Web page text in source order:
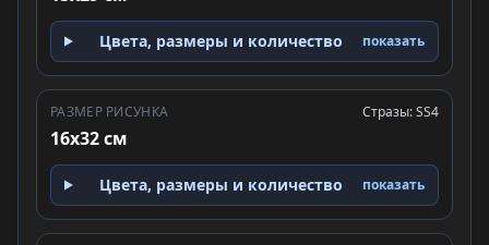
Цвета, размеры и количество показать
РАЗМЕР РИСУНКА
16x32 см
Стразы: SS4
Цвета, размеры и количество показать